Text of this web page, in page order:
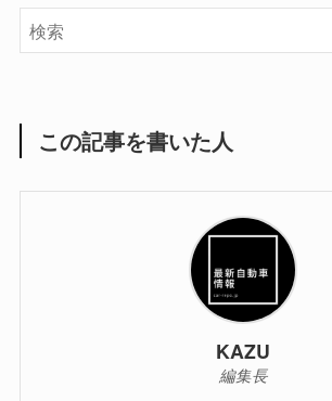
この記事を書いた人
KAZU
編集長